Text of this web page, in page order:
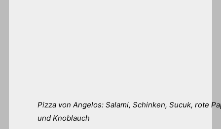
Pizza von Angelos: Salami, Schinken, Sucuk, rote
und Knoblauch